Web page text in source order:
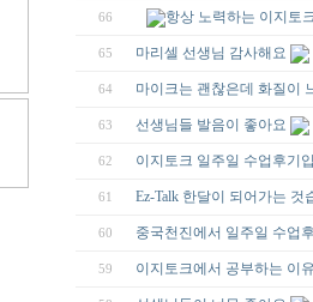
66 항상 노력하는 이지토
65 마리셀 선생님 감사해요
64 마이크는 괜찮은데 화질이
63 선생님들 발음이 좋아요
62 이지토크 일주일 수업후기
61 Ez-Talk 한달이 되어가는 것
60 중국천진에서 일주일 수업
59 이지토크에서 공부하는 이